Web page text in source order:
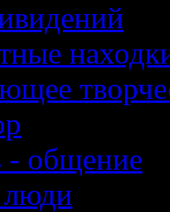
- общение